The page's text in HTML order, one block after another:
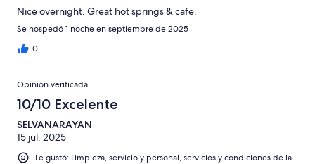
Nice overnight. Great hot springs & cafe.
Se hospedó 1 noche en septiembre de 2025
0
Opinión verificada
10/10 Excelente
SELVANARAYAN
15 jul. 2025
Le gustó: Limpieza, servicio y personal, servicios y condiciones de la